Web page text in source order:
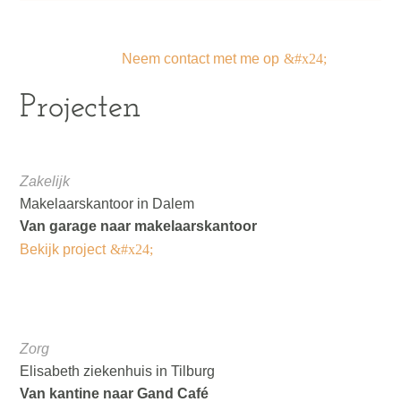
Neem contact met me op
Projecten
Zakelijk
Makelaarskantoor in Dalem
Van garage naar makelaarskantoor
Bekijk project
Zorg
Elisabeth ziekenhuis in Tilburg
Van kantine naar Gand Café